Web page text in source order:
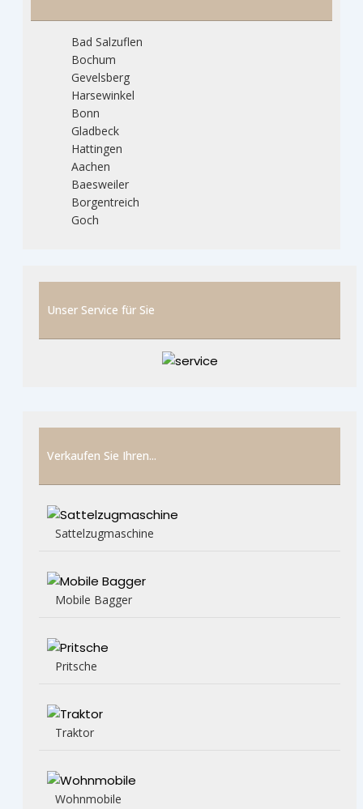
Bad Salzuflen
Bochum
Gevelsberg
Harsewinkel
Bonn
Gladbeck
Hattingen
Aachen
Baesweiler
Borgentreich
Goch
Unser Service für Sie
Verkaufen Sie Ihren...
Sattelzugmaschine
Mobile Bagger
Pritsche
Traktor
Wohnmobile